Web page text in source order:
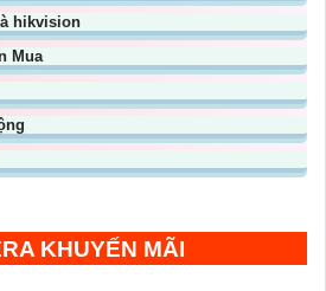
hikvision
Mua
KHUYẾN MÃI